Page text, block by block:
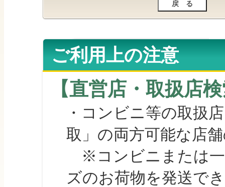
ご利用上の注意
【直営店・取扱店
・コンビニ等の取扱
取」の両方可能な店
※コンビニまたは一
ズのお荷物を発送で